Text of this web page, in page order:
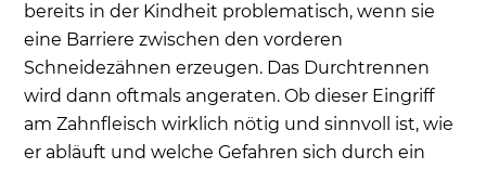
bereits in der Kindheit problematisch, wenn sie
eine Barriere zwischen den vorderen
Schneidezähnen erzeugen. Das Durchtrennen
wird dann oftmals angeraten. Ob dieser Eingriff
am Zahnfleisch wirklich nötig und sinnvoll ist, wie
er abläuft und welche Gefahren sich durch ein